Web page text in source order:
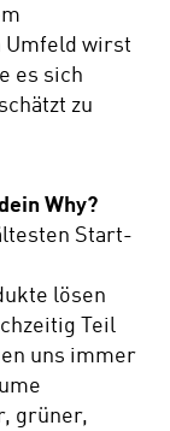
Umfeld wirst
es sich
zu
Why?
Start-
lösen
Teil
uns immer
grüner,